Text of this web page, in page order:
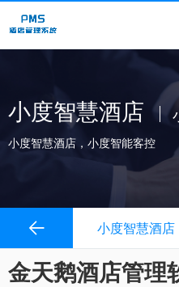
小度智慧酒店
小度智慧酒店，小度智能客控
小度智慧酒店
金天鹅酒店管理